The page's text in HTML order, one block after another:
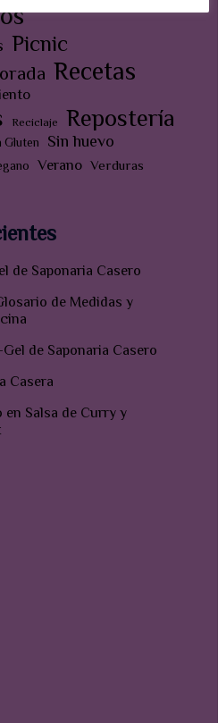
Picnic
Recetas
Reciclaje Repostería
Gluten Sin huevo
Verano Verduras
de Saponaria Casero
de Medidas y
de Saponaria Casero
Casera
en Salsa de Curry y